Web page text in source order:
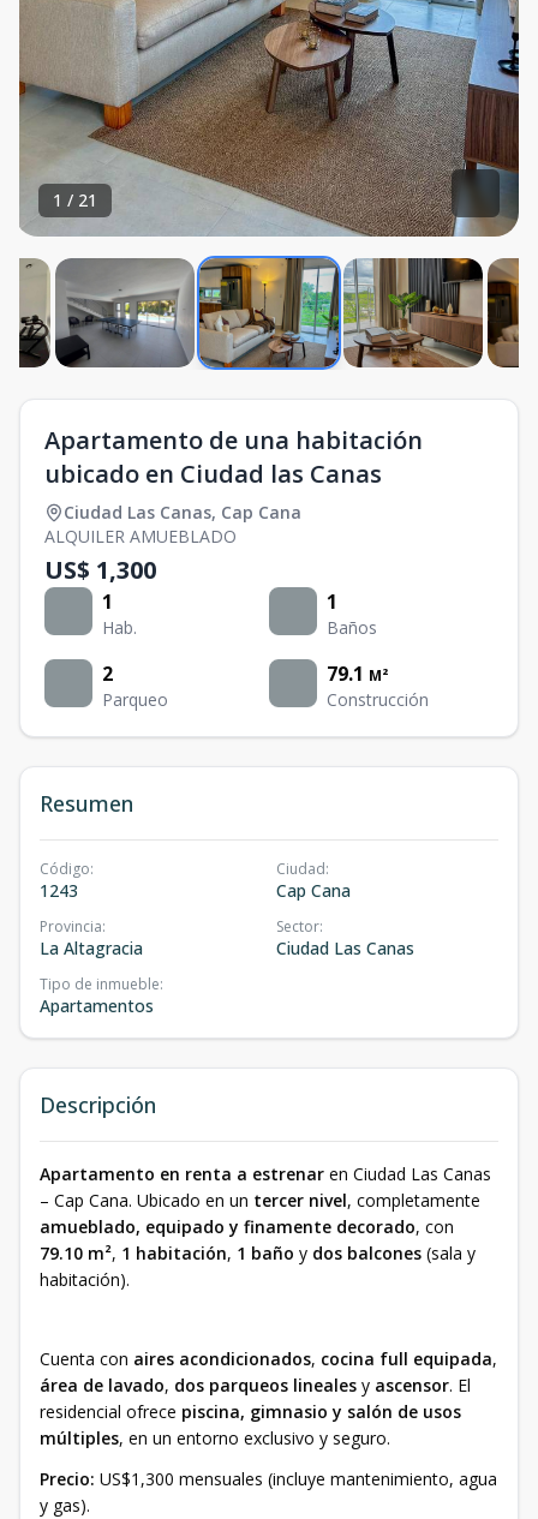
1 / 21
Apartamento de una habitación
ubicado en Ciudad las Canas
Ciudad Las Canas, Cap Cana
ALQUILER AMUEBLADO
US$ 1,300
1
Hab.
1
Baños
2
Parqueo
79.1 M²
Construcción
Resumen
Código:
1243
Ciudad:
Cap Cana
Provincia:
La Altagracia
Sector:
Ciudad Las Canas
Tipo de inmueble:
Apartamentos
Descripción
Apartamento en renta a estrenar en Ciudad Las Canas
– Cap Cana. Ubicado en un tercer nivel, completamente
amueblado, equipado y finamente decorado, con
79.10 m², 1 habitación, 1 baño y dos balcones (sala y
habitación).
Cuenta con aires acondicionados, cocina full equipada,
área de lavado, dos parqueos lineales y ascensor. El
residencial ofrece piscina, gimnasio y salón de usos
múltiples, en un entorno exclusivo y seguro.
Precio: US$1,300 mensuales (incluye mantenimiento, agua
y gas).